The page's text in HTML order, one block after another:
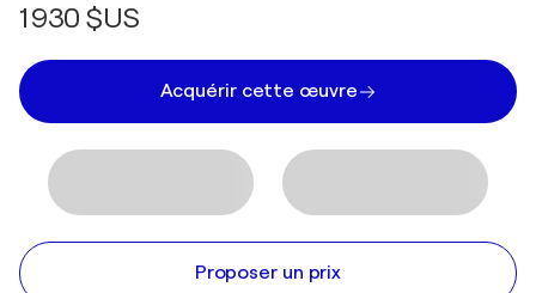
1 930 $US
Acquérir cette œuvre
Proposer un prix